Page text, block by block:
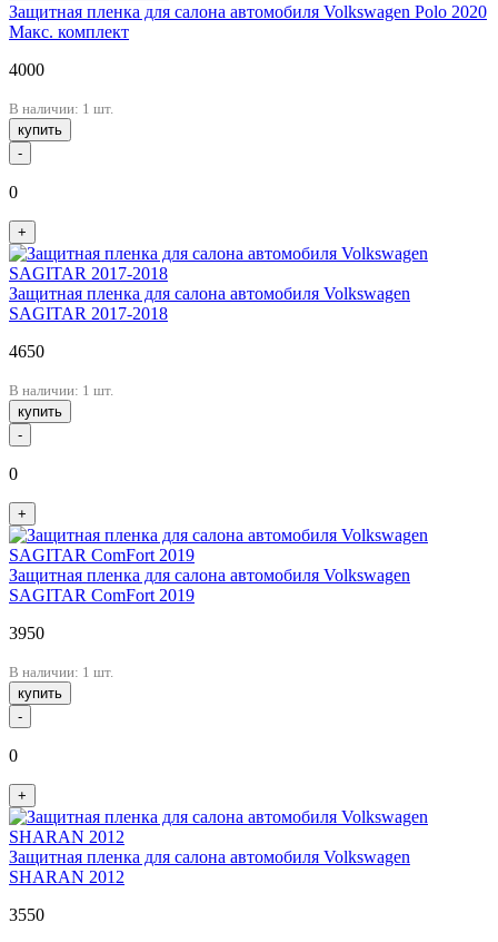
Защитная пленка для салона автомобиля Volkswagen Polo 2020
Макс. комплект
4000
В наличии: 1 шт.
купить
-
0
+
Защитная пленка для салона автомобиля Volkswagen
SAGITAR 2017-2018
4650
В наличии: 1 шт.
купить
-
0
+
Защитная пленка для салона автомобиля Volkswagen
SAGITAR ComFort 2019
3950
В наличии: 1 шт.
купить
-
0
+
Защитная пленка для салона автомобиля Volkswagen
SHARAN 2012
3550